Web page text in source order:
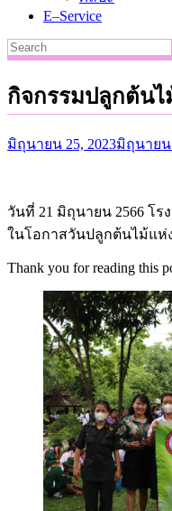
E–Service
กิจกรรมปลูกต้นไ
มิถุนายน 25, 2023มิถุนายน
วันที่ 21 มิถุนายน 2566 โ
ในโอกาสวันปลูกต้นไม้แห่
Thank you for reading this